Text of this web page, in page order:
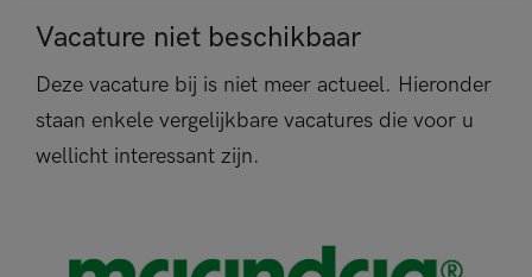
Vacature niet beschikbaar
Deze vacature bij is niet meer actueel. Hieronder
staan enkele vergelijkbare vacatures die voor u
wellicht interessant zijn.